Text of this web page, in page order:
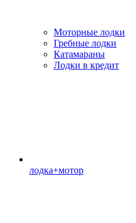
Моторные лодки
Гребные лодки
Катамараны
Лодки в кредит
лодка+мотор